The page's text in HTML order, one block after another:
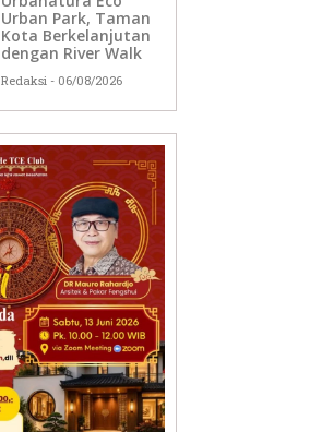
Urban Park, Taman
Kota Berkelanjutan
dengan River Walk
Redaksi 06/08/2026